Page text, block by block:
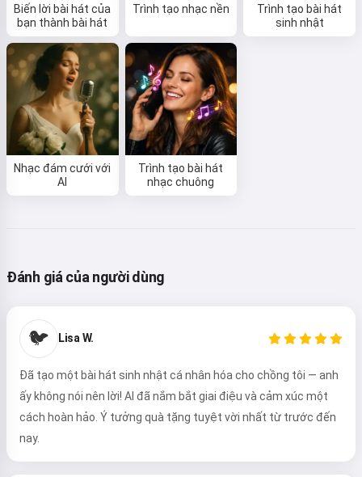
Biến lời bài hát của
bạn thành bài hát
Trình tạo nhạc nền
Trình tạo bài hát
sinh nhật
Nhạc đám cưới với
AI
Trình tạo bài hát
nhạc chuông
Đánh giá của người dùng
🐦 Lisa W.
Đã tạo một bài hát sinh nhật cá nhân hóa cho chồng tôi — anh
ấy không nói nên lời! AI đã nắm bắt giai điệu và cảm xúc một
cách hoàn hảo. Ý tưởng quà tặng tuyệt vời nhất từ trước đến
nay.